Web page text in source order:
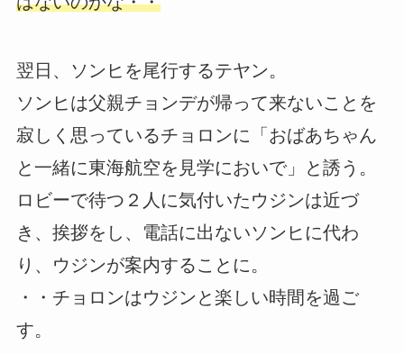
翌日、ソンヒを尾行するテヤン。
ソンヒは父親チョンデが帰って来ないことを
寂しく思っているチョロンに「おばあちゃん
と一緒に東海航空を見学においで」と誘う。
ロビーで待つ２人に気付いたウジンは近づ
き、挨拶をし、電話に出ないソンヒに代わ
り、ウジンが案内することに。
・・チョロンはウジンと楽しい時間を過ご
す。